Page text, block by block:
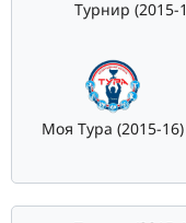
Турнир (2015-
Моя Тура (2015-16)